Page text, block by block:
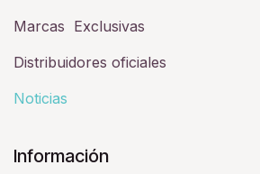
Marcas Exclusivas
Distribuidores oficiales
Noticias
Información